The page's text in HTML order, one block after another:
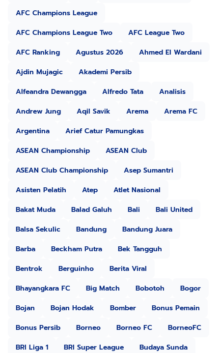
AFC Champions League
AFC Champions League Two
AFC League Two
AFC Ranking
Agustus 2026
Ahmed El Wardani
Ajdin Mujagic
Akademi Persib
Alfeandra Dewangga
Alfredo Tata
Analisis
Andrew Jung
Aqil Savik Arema
Arema FC
Argentina
Arief Catur Pamungkas
ASEAN Championship
ASEAN Club
ASEAN Club Championship
Asep Sumantri
Asisten Pelatih
Atep
Atlet Nasional
Bakat Muda
Balad Galuh Bali
Bali United
Balsa Sekulic
Bandung
Bandung Juara
Barba
Beckham Putra
Bek Tangguh
Bentrok
Berguinho
Berita Viral
Bhayangkara FC
Big Match Bobotoh
Bogor
Bojan
Bojan Hodak Bomber
Bonus Pemain
Bonus Persib
Borneo Borneo FC
BorneoFC
BRI Liga 1
BRI Super League Budaya Sunda